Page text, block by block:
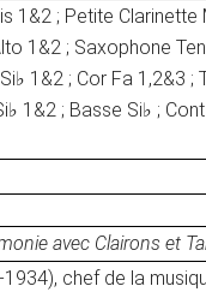
1&2 ; Petite Clarinette
1&2 ; Saxophone
1&2 ; Cor Fa 1,2&3 ;
1&2 ; Basse Si♭ ;
avec Clairons et
1934), chef de la